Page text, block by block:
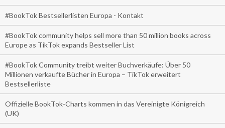
#BookTok Bestsellerlisten Europa - Kontakt
#BookTok community helps sell more than 50 million books across
Europe as TikTok expands Bestseller List
#BookTok Community treibt weiter Buchverkäufe: Über 50
Millionen verkaufte Bücher in Europa – TikTok erweitert
Bestsellerliste
Offizielle BookTok-Charts kommen in das Vereinigte Königreich
(UK)